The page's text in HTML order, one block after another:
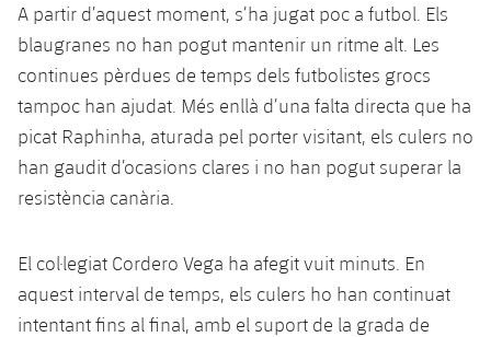
A partir d’aquest moment, s’ha jugat poc a futbol. Els
blaugranes no han pogut mantenir un ritme alt. Les
continues pèrdues de temps dels futbolistes grocs
tampoc han ajudat. Més enllà d’una falta directa que ha
picat Raphinha, aturada pel porter visitant, els culers no
han gaudit d’ocasions clares i no han pogut superar la
resistència canària.
El col·legiat Cordero Vega ha afegit vuit minuts. En
aquest interval de temps, els culers ho han continuat
intentant fins al final, amb el suport de la grada de